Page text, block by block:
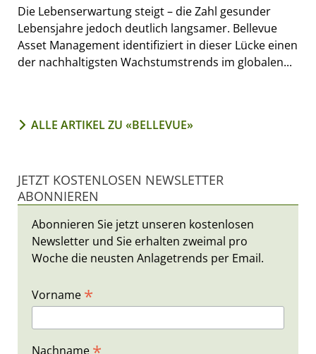
Die Lebenserwartung steigt – die Zahl gesunder
Lebensjahre jedoch deutlich langsamer. Bellevue
Asset Management identifiziert in dieser Lücke einen
der nachhaltigsten Wachstumstrends im globalen...
ALLE ARTIKEL ZU «BELLEVUE»
JETZT KOSTENLOSEN NEWSLETTER
ABONNIEREN
Abonnieren Sie jetzt unseren kostenlosen
Newsletter und Sie erhalten zweimal pro
Woche die neusten Anlagetrends per Email.
Vorname *
Nachname